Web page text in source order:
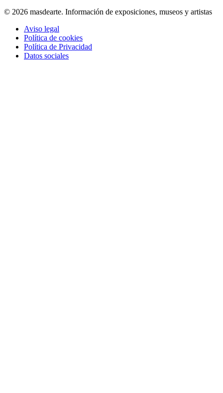
© 2026 masdearte. Información de exposiciones, museos y artistas
Aviso legal
Política de cookies
Política de Privacidad
Datos sociales